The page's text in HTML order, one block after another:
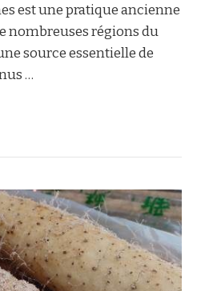
est une pratique ancienne
nombreuses régions du
source essentielle de
…